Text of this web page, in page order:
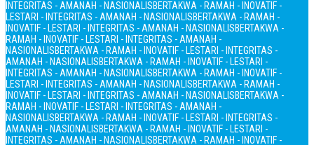
INTEGRITAS - AMANAH - NASIONALISBERTAKWA - RAMAH - INOVATIF -
LESTARI - INTEGRITAS - AMANAH - NASIONALISBERTAKWA - RAMAH -
INOVATIF - LESTARI - INTEGRITAS - AMANAH - NASIONALISBERTAKWA -
RAMAH - INOVATIF - LESTARI - INTEGRITAS - AMANAH -
NASIONALISBERTAKWA - RAMAH - INOVATIF - LESTARI - INTEGRITAS -
AMANAH - NASIONALISBERTAKWA - RAMAH - INOVATIF - LESTARI -
INTEGRITAS - AMANAH - NASIONALISBERTAKWA - RAMAH - INOVATIF -
LESTARI - INTEGRITAS - AMANAH - NASIONALISBERTAKWA - RAMAH -
INOVATIF - LESTARI - INTEGRITAS - AMANAH - NASIONALISBERTAKWA -
RAMAH - INOVATIF - LESTARI - INTEGRITAS - AMANAH -
NASIONALISBERTAKWA - RAMAH - INOVATIF - LESTARI - INTEGRITAS -
AMANAH - NASIONALISBERTAKWA - RAMAH - INOVATIF - LESTARI -
INTEGRITAS - AMANAH - NASIONALISBERTAKWA - RAMAH - INOVATIF -